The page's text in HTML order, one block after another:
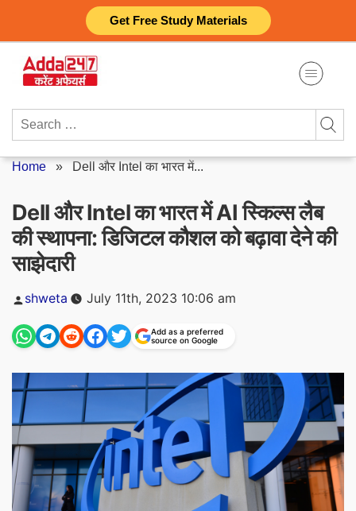
Get Free Study Materials
content
Search
Home » Dell और Intel का भारत में...
Dell और Intel का भारत में AI स्किल्स लैब
की स्थापना: डिजिटल कौशल को बढ़ावा देने की
साझेदारी
Posted
by
shweta July 11th, 2023 10:06 am
Add as a preferred
source on Google